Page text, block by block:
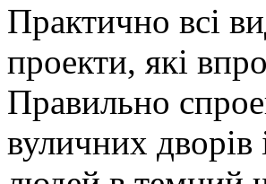
Практично всі
проекти, які
Правильно
вуличних дворів